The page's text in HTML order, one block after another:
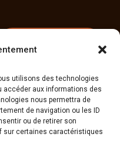
utilisons des technologies
aux informations des
nous permettra de
de navigation ou les ID
ou de retirer son
sur certaines caractéristiques
SUIVANT